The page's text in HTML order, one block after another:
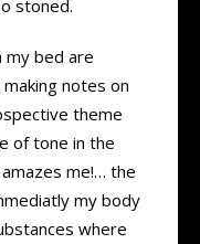
stoned.
my bed are
notes on
theme
of tone in the
me!… the
my body
where